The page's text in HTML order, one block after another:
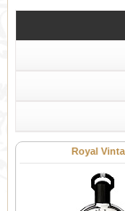
Royal